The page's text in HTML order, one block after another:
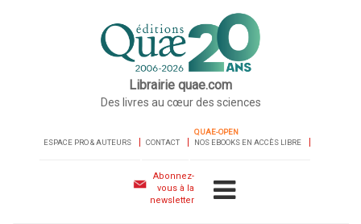
Librairie quae.com
Des livres au cœur des sciences
ESPACE PRO & AUTEURS CONTACT
QUAE-OPEN
NOS EBOOKS EN ACCÈS LIBRE
Abonnez-
vous à la
newsletter